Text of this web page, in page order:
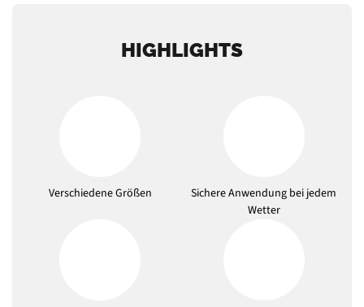
HIGHLIGHTS
Verschiedene Größen
Sichere Anwendung bei jedem
Wetter